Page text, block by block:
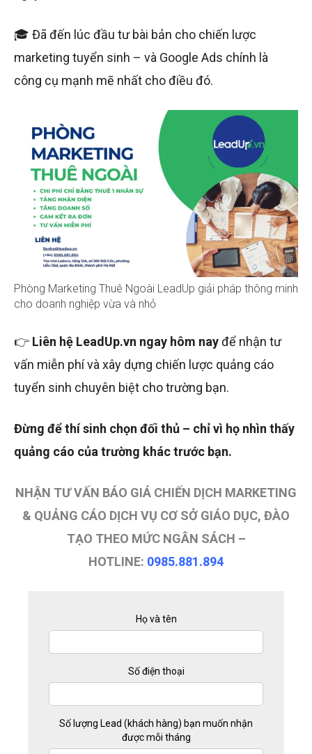
🎓 Đã đến lúc đầu tư bài bản cho chiến lược
marketing tuyển sinh – và Google Ads chính là
công cụ mạnh mẽ nhất cho điều đó.
Phòng Marketing Thuê Ngoài LeadUp giải pháp thông minh
cho doanh nghiệp vừa và nhỏ
👉 Liên hệ LeadUp.vn ngay hôm nayđể nhận tư
vấn miễn phí và xây dựng chiến lược quảng cáo
tuyển sinh chuyên biệt cho trường bạn.
Đừng để thí sinh chọn đối thủ – chỉ vì họ nhìn thấy
quảng cáo của trường khác trước bạn.
NHẬN TƯ VẤN BÁO GIÁ CHIẾN DỊCH MARKETING
& QUẢNG CÁO DỊCH VỤ CƠ SỞ GIÁO DỤC, ĐÀO
TẠO THEO MỨC NGÂN SÁCH –
HOTLINE: 0985.881.894
Họ và tên
Số lượng Lead (khách hàng) bạn muốn nhận
được mỗi tháng
Số điện thoại